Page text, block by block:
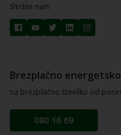
Sledite nam
Brezplačno
na brezplačno številko od
080 16 69